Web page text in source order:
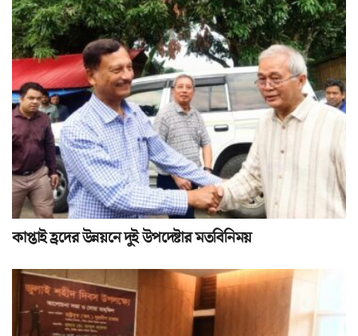
কাপ্তাই হ্রদের উন্নয়নে দুই উপদেষ্টার মতবিনিময়